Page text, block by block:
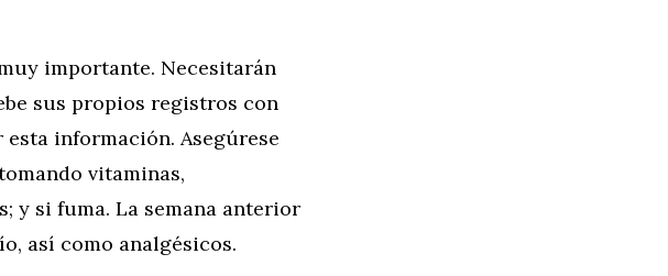
importante. Necesitarán
sus propios registros con
información. Asegúrese
vitaminas,
y si fuma. La semana anterior
así como analgésicos.